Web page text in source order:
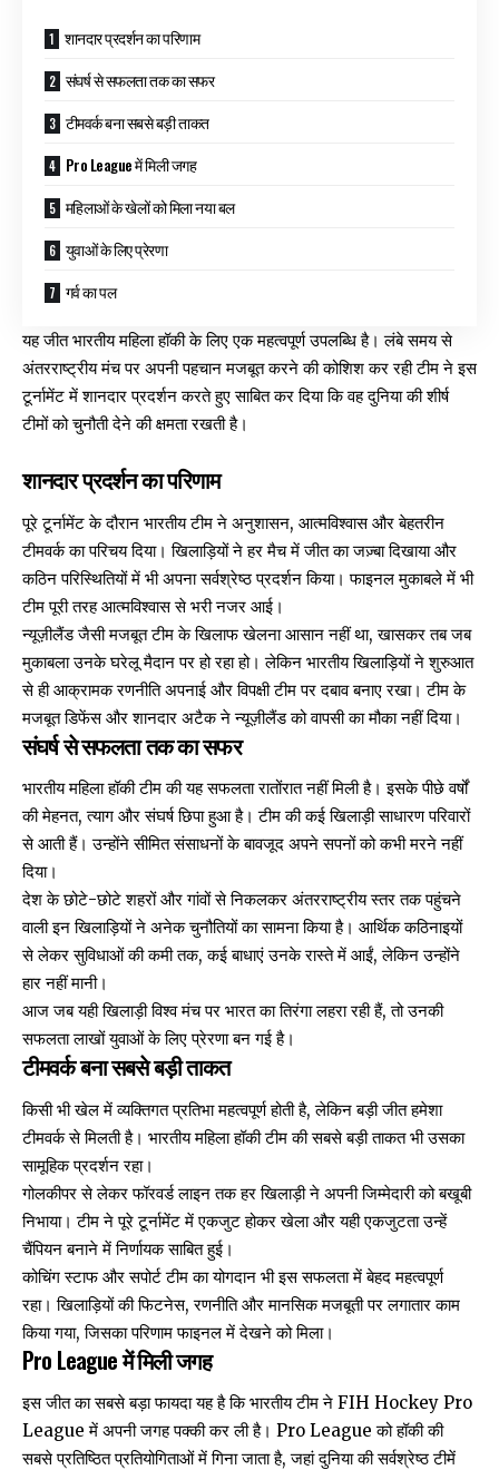
शानदार प्रदर्शन का परिणाम
संघर्ष से सफलता तक का सफर
टीमवर्क बना सबसे बड़ी ताकत
Pro League में मिली जगह
महिलाओं के खेलों को मिला नया बल
युवाओं के लिए प्रेरणा
गर्व का पल
यह जीत भारतीय महिला हॉकी के लिए एक महत्वपूर्ण उपलब्धि है। लंबे समय से
अंतरराष्ट्रीय मंच पर अपनी पहचान मजबूत करने की कोशिश कर रही टीम ने इस
टूर्नामेंट में शानदार प्रदर्शन करते हुए साबित कर दिया कि वह दुनिया की शीर्ष
टीमों को चुनौती देने की क्षमता रखती है।
शानदार प्रदर्शन का परिणाम
पूरे टूर्नामेंट के दौरान भारतीय टीम ने अनुशासन, आत्मविश्वास और बेहतरीन
टीमवर्क का परिचय दिया। खिलाड़ियों ने हर मैच में जीत का जज़्बा दिखाया और
कठिन परिस्थितियों में भी अपना सर्वश्रेष्ठ प्रदर्शन किया। फाइनल मुकाबले में भी
टीम पूरी तरह आत्मविश्वास से भरी नजर आई।
न्यूज़ीलैंड जैसी मजबूत टीम के खिलाफ खेलना आसान नहीं था, खासकर तब जब
मुकाबला उनके घरेलू मैदान पर हो रहा हो। लेकिन भारतीय खिलाड़ियों ने शुरुआत
से ही आक्रामक रणनीति अपनाई और विपक्षी टीम पर दबाव बनाए रखा। टीम के
मजबूत डिफेंस और शानदार अटैक ने न्यूज़ीलैंड को वापसी का मौका नहीं दिया।
संघर्ष से सफलता तक का सफर
भारतीय महिला हॉकी टीम की यह सफलता रातोंरात नहीं मिली है। इसके पीछे वर्षों
की मेहनत, त्याग और संघर्ष छिपा हुआ है। टीम की कई खिलाड़ी साधारण परिवारों
से आती हैं। उन्होंने सीमित संसाधनों के बावजूद अपने सपनों को कभी मरने नहीं
दिया।
देश के छोटे-छोटे शहरों और गांवों से निकलकर अंतरराष्ट्रीय स्तर तक पहुंचने
वाली इन खिलाड़ियों ने अनेक चुनौतियों का सामना किया है। आर्थिक कठिनाइयों
से लेकर सुविधाओं की कमी तक, कई बाधाएं उनके रास्ते में आईं, लेकिन उन्होंने
हार नहीं मानी।
आज जब यही खिलाड़ी विश्व मंच पर भारत का तिरंगा लहरा रही हैं, तो उनकी
सफलता लाखों युवाओं के लिए प्रेरणा बन गई है।
टीमवर्क बना सबसे बड़ी ताकत
किसी भी खेल में व्यक्तिगत प्रतिभा महत्वपूर्ण होती है, लेकिन बड़ी जीत हमेशा
टीमवर्क से मिलती है। भारतीय महिला हॉकी टीम की सबसे बड़ी ताकत भी उसका
सामूहिक प्रदर्शन रहा।
गोलकीपर से लेकर फॉरवर्ड लाइन तक हर खिलाड़ी ने अपनी जिम्मेदारी को बखूबी
निभाया। टीम ने पूरे टूर्नामेंट में एकजुट होकर खेला और यही एकजुटता उन्हें
चैंपियन बनाने में निर्णायक साबित हुई।
कोचिंग स्टाफ और सपोर्ट टीम का योगदान भी इस सफलता में बेहद महत्वपूर्ण
रहा। खिलाड़ियों की फिटनेस, रणनीति और मानसिक मजबूती पर लगातार काम
किया गया, जिसका परिणाम फाइनल में देखने को मिला।
Pro League में मिली जगह
इस जीत का सबसे बड़ा फायदा यह है कि भारतीय टीम ने FIH Hockey Pro
League में अपनी जगह पक्की कर ली है। Pro League को हॉकी की
सबसे प्रतिष्ठित प्रतियोगिताओं में गिना जाता है, जहां दुनिया की सर्वश्रेष्ठ टीमें